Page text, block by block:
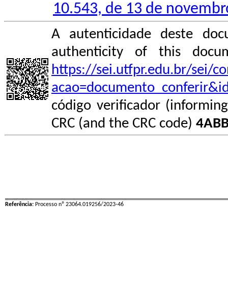
10.543, de 13 de
A autenticidade deste
authenticity of this
https://sei.utfpr.edu.br/sei/
código verificador
CRC (and the CRC code)
Referência: Processo nº 23064.019256/2023-46